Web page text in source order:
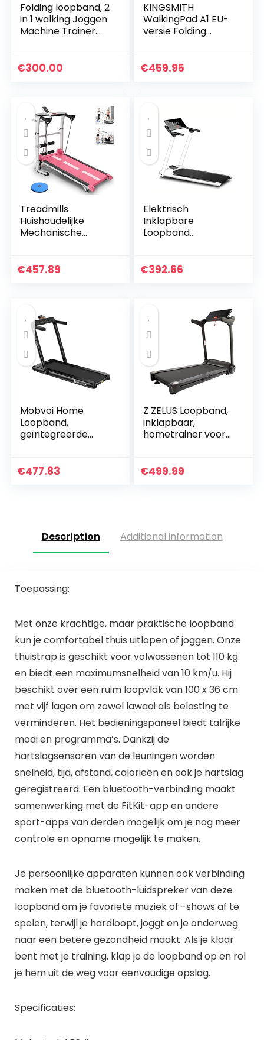
Folding loopband, 2
in 1 walking Joggen
Machine Trainer
met
€300.00
KINGSMITH
WalkingPad A1 EU-
versie Folding
Fitness Apparatuur
€459.95
Treadmills
Huishoudelijke
Mechanische
Thuis Fitness
€457.89
Elektrisch
Inklapbare
Loopband
Elektrische
€392.66
Mobvoi Home
Loopband,
geïntegreerde
afstandsbediening,
€477.83
Z ZELUS Loopband,
inklapbaar,
hometrainer voor
programma’s
€499.99
Description Additional information
Toepassing:
Met onze krachtige, maar praktische loopband
kun je comfortabel thuis uitlopen of joggen. Onze
thuistrap is geschikt voor volwassenen tot 110 kg
en biedt een maximumsnelheid van 10 km/u. Hij
beschikt over een ruim loopvlak van 100 x 36 cm
met vijf lagen om zowel lawaai als belasting te
verminderen. Het bedieningspaneel biedt talrijke
modi en programma’s. Dankzij de
hartslagsensoren van de leuningen worden
snelheid, tijd, afstand, calorieën en ook je hartslag
geregistreerd. Een bluetooth-verbinding maakt
samenwerking met de FitKit-app en andere
sport-apps van derden mogelijk om je nog meer
controle en opname mogelijk te maken.
Je persoonlijke apparaten kunnen ook verbinding
maken met de bluetooth-luidspreker van deze
loopband om je favoriete muziek of -shows af te
spelen, terwijl je hardloopt, joggt en je onderweg
naar een betere gezondheid maakt. Als je klaar
bent met je training, klap je de loopband op en rol
je hem uit de weg voor eenvoudige opslag.
Specificaties: